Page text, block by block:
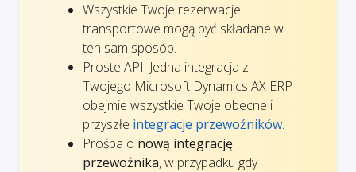
Wszystkie Twoje rezerwacje
transportowe mogą być składane w
ten sam sposób.
Proste API: Jedna integracja z
Twojego Microsoft Dynamics AX ERP
obejmie wszystkie Twoje obecne i
przyszłe integracje przewoźników.
Prośba o nową integrację
przewoźnika, w przypadku gdy